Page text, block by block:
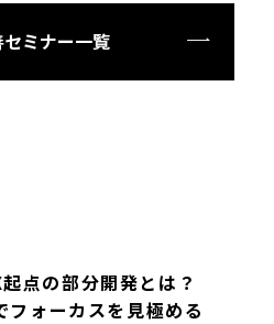
ミナー一覧
起点の部分開発とは？
ォーカスを見極める